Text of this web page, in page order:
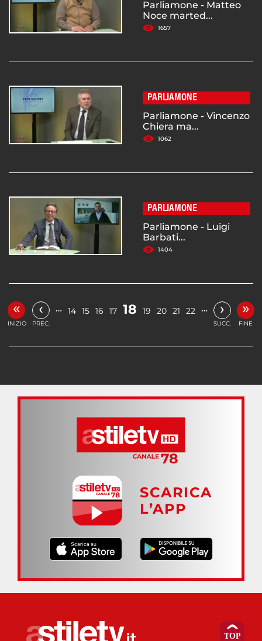
Parliamone - Matteo
Noce marted...
1657
PARLIAMONE
Parliamone - Vincenzo
Chiera ma...
1062
PARLIAMONE
Parliamone - Luigi
Barbati...
1404
«
INIZIO
‹
PREC.
… 14 15 16 17 18 19 20 21 22 … ›
SUCC.
»
FINE
SCARICA
L’APP